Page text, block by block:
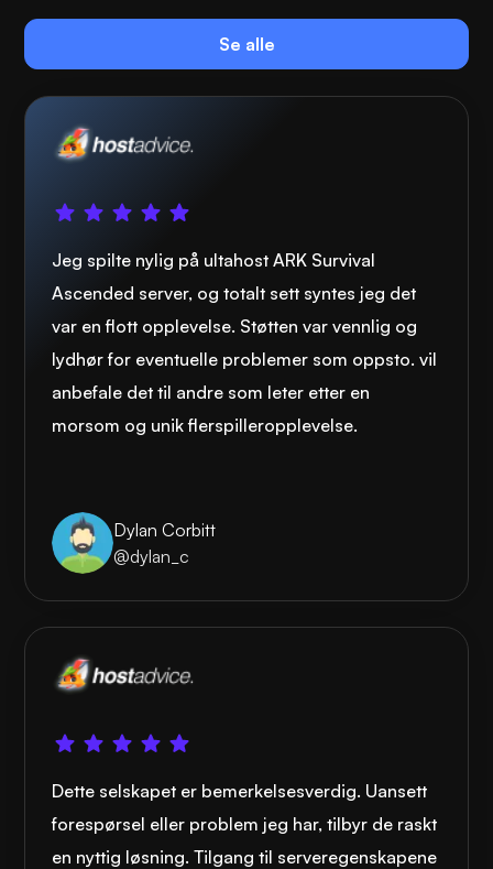
Se alle
Jeg spilte nylig på ultahost ARK Survival
Ascended server, og totalt sett syntes jeg det
var en flott opplevelse. Støtten var vennlig og
lydhør for eventuelle problemer som oppsto. vil
anbefale det til andre som leter etter en
morsom og unik flerspilleropplevelse.
Dylan Corbitt
@dylan_c
Dette selskapet er bemerkelsesverdig. Uansett
forespørsel eller problem jeg har, tilbyr de raskt
en nyttig løsning. Tilgang til serveregenskapene